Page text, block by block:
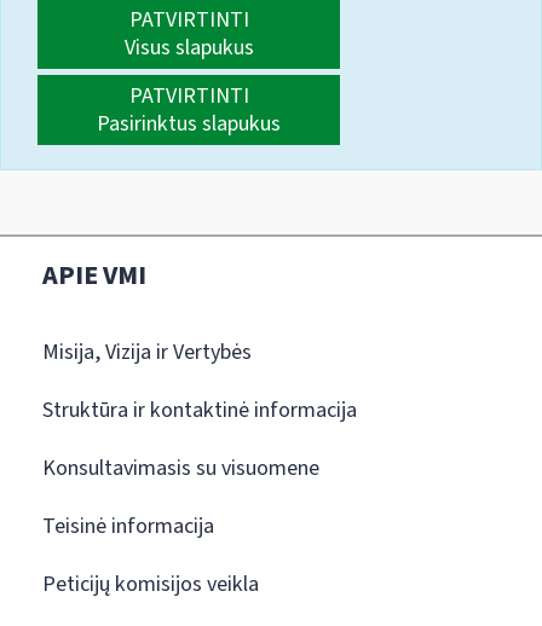
PATVIRTINTI
Visus slapukus
PATVIRTINTI
Pasirinktus slapukus
APIE VMI
Misija, Vizija ir Vertybės
Struktūra ir kontaktinė informacija
Konsultavimasis su visuomene
Teisinė informacija
Peticijų komisijos veikla